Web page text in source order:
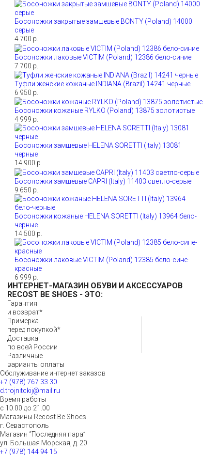
Босоножки закрытые замшевые BONTY (Poland) 14000
серые
4 700 р.
Босоножки лаковые VICTIM (Poland) 12386 бело-синие
7 700 р.
Туфли женские кожаные INDIANA (Brazil) 14241 черные
6 950 р.
Босоножки кожаные RYLKO (Poland) 13875 золотистые
4 999 р.
Босоножки замшевые HELENA SORETTI (Italy) 13081
черные
14 900 р.
Босоножки замшевые CAPRI (Italy) 11403 светло-серые
9 650 р.
Босоножки кожаные HELENA SORETTI (Italy) 13964 бело-
черные
14 500 р.
Босоножки лаковые VICTIM (Poland) 12385 бело-сине-
красные
6 999 р.
ИНТЕРНЕТ-МАГАЗИН ОБУВИ И АКСЕССУАРОВ
RECOST BE SHOES - ЭТО:
Гарантия
и возврат*
Примерка
перед покупкой*
Доставка
по всей России
Различные
варианты оплаты
Обслуживание интернет заказов
+7 (978) 767 33 30
d.trojnitckij@mail.ru
Время работы
с 10.00 до 21.00
Магазины Recost Be Shoes
г. Севастополь
Магазин “Последняя пара”
ул. Большая Морская, д. 20
+7 (978) 144 94 15